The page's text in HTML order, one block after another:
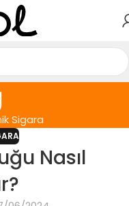
Sigara
Nasıl